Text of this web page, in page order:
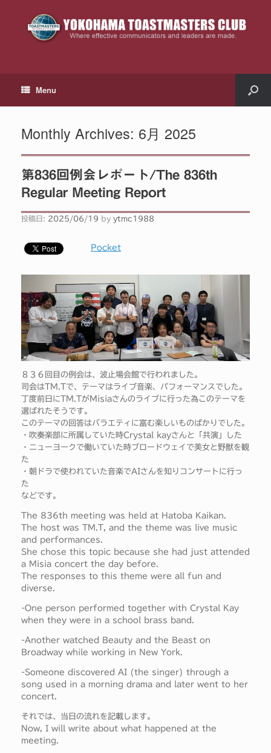
Menu
Monthly Archives: 6月 2025
第836回例会レポート/The 836th
Regular Meeting Report
投稿日: 2025/06/19 by ytmc1988
Pocket
８３６回目の例会は、波止場会館で行われました。
司会はTM.Tで、テーマはライブ音楽、パフォーマンスでした。
丁度前日にTM.TがMisiaさんのライブに行った為このテーマを
選ばれたそうです。
このテーマの回答はバラエティに富む楽しいものばかりでした。
・吹奏楽部に所属していた時Crystal kayさんと「共演」した
・ニューヨークで働いていた時ブロードウェイで美女と野獣を観
た
・朝ドラで使われていた音楽でAIさんを知りコンサートに行っ
た
などです。
The 836th meeting was held at Hatoba Kaikan.
The host was TM.T, and the theme was live music
and performances.
She chose this topic because she had just attended
a Misia concert the day before.
The responses to this theme were all fun and
diverse.
-One person performed together with Crystal Kay
when they were in a school brass band.
-Another watched Beauty and the Beast on
Broadway while working in New York.
-Someone discovered AI (the singer) through a
song used in a morning drama and later went to her
concert.
それでは、当日の流れを記載します。
Now, I will write about what happened at the
meeting.